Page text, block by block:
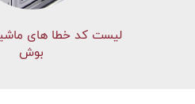
لیست کد خطا های
بوش